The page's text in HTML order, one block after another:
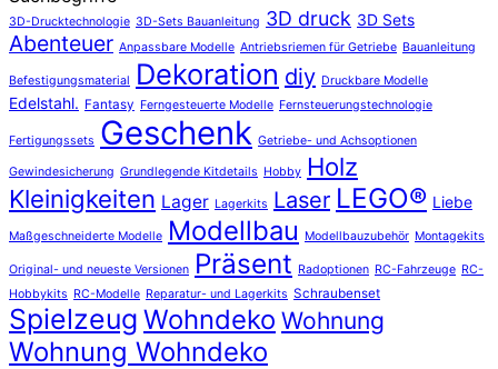
3D-Drucktechnologie 3D-Sets Bauanleitung 3D druck 3D Sets
Abenteuer Anpassbare Modelle Antriebsriemen für Getriebe Bauanleitung
Befestigungsmaterial Dekoration diy Druckbare Modelle
Edelstahl. Fantasy Ferngesteuerte Modelle Fernsteuerungstechnologie
Fertigungssets Geschenk Getriebe- und Achsoptionen
Gewindesicherung Grundlegende Kitdetails Hobby Holz
Kleinigkeiten Lager Lagerkits Laser LEGO® Liebe
Maßgeschneiderte Modelle Modellbau Modellbauzubehör Montagekits
Original- und neueste Versionen Präsent Radoptionen RC-Fahrzeuge RC-
Hobbykits RC-Modelle Reparatur- und Lagerkits Schraubenset
Spielzeug Wohndeko Wohnung
Wohnung Wohndeko